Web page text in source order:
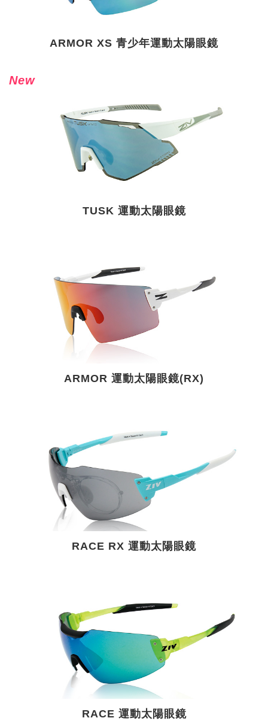
ARMOR XS 青少年運動太陽眼鏡
New
TUSK 運動太陽眼鏡
ARMOR 運動太陽眼鏡(RX)
RACE RX 運動太陽眼鏡
RACE 運動太陽眼鏡